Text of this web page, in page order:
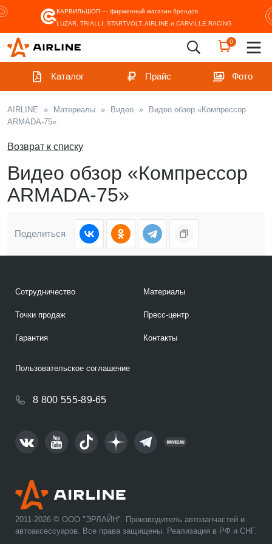
КАРВИЛЬШОП — фирменный магазин брендов
LUZAR, TRIALLI, STARTVOLT, AIRLINE и CARVILLE RACING
0
Каталог Прайс Фото
AIRLINE » Материалы » Видео »
Видео обзор «Компрессор
ARMADA-75»
Возврат к списку
Видео обзор «Компрессор
ARMADA-75»
Поделиться
2011-2026 © ООО "ЭРЛАЙН". Производитель автозапчастей и
автоаксессуаров. Все права защищены. Реализация в РФ и СНГ.
Сотрудничество
Точки продаж
Гарантия
Материалы
Пресс-центр
Контакты
8 800 555-89-65
Пользовательское соглашение